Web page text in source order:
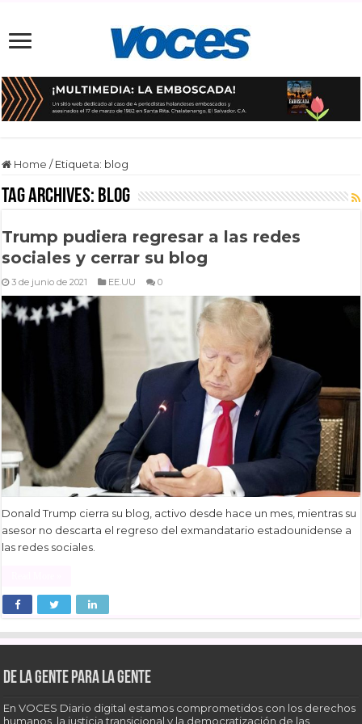
Home / Etiqueta: blog
Tag Archives: blog
Trump pudiera regresar a las redes
sociales y cerrar su blog
3 de junio de 2021 EE.UU 0
Donald Trump cierra su blog, activo desde hace un mes, mientras su
asesor no descarta el regreso del exmandatario estadounidense a
las redes sociales.
De la gente para la gente
En VOCES Diario digital estamos comprometidos con los derechos
humanos, la justicia transicional y la democratización de las